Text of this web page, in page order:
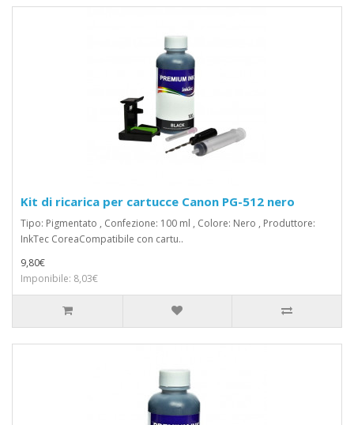
Kit di ricarica per cartucce Canon PG-512 nero
Tipo: Pigmentato , Confezione: 100 ml , Colore: Nero , Produttore:
InkTec CoreaCompatibile con cartu..
9,80€
Imponibile: 8,03€